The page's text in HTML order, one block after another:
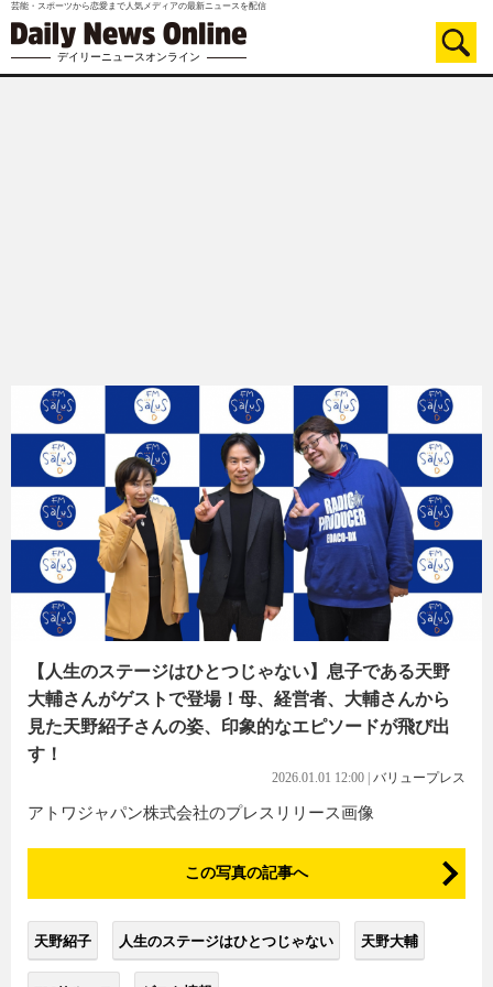
芸能・スポーツから恋愛まで人気メディアの最新ニュースを配信
デイリーニュースオンライン
【人生のステージはひとつじゃない】息子である天野
大輔さんがゲストで登場！母、経営者、大輔さんから
見た天野紹子さんの姿、印象的なエピソードが飛び出
す！
2026.01.01 12:00 バリュープレス
アトワジャパン株式会社のプレスリリース画像
この写真の記事へ
天野紹子 人生のステージはひとつじゃない 天野大輔